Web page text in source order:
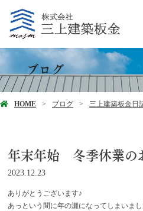
ブログ
HOME ブログ 三上建築板金日
年末年始 冬季休業の
2023.12.23
ありがとうございます♪
あっという間に年の瀬になってしまいま